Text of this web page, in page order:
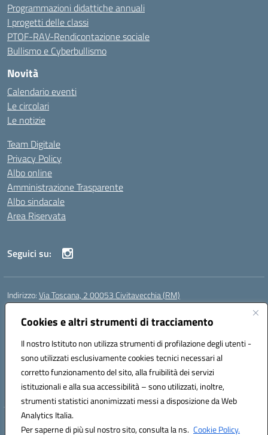
Cookies e altri strumenti di tracciamento
Il nostro Istituto non utilizza strumenti di profilazione degli utenti -
sono utilizzati esclusivamente cookies tecnici necessari al
corretto funzionamento del sito, alla fruibilità dei servizi
istituzionali e alla sua accessibilità – sono utilizzati, inoltre,
strumenti statistici anonimizzati messi a disposizione da Web
Analytics Italia.
Per saperne di più sul nostro sito, consulta la ns. Cookie Policy.
Programmazioni didattiche annuali
I progetti delle classi
PTOF-RAV-Rendicontazione sociale
Bullismo e Cyberbullismo
Novità
Calendario eventi
Le circolari
Le notizie
Team Digitale
Privacy Policy
Albo online
Amministrazione Trasparente
Albo sindacale
Area Riservata
Seguici su:
Indirizzo:Via Toscana, 2 00053 Civitavecchia (RM)
Centralino:
Posta elettronica certificata (PEC):rmic8b900g@pec.istruzione.it
Codice fiscale: 91038380589
Codice meccanografico:RMIC8B900G
Codice Indice delle Pubbliche Amministrazioni (IPA): istsc_rmic8b900g
Codice unico di fatturazione (CUF): UFP4NO
Hosting & Powered by 3D Solution S.r.l.